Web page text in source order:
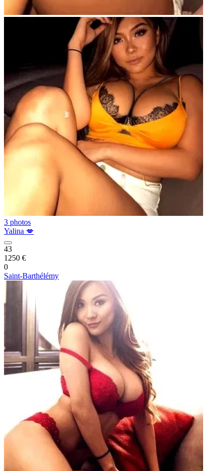
3 photos
Yalina 💋
43
1250 €
0
Saint-Barthélémy